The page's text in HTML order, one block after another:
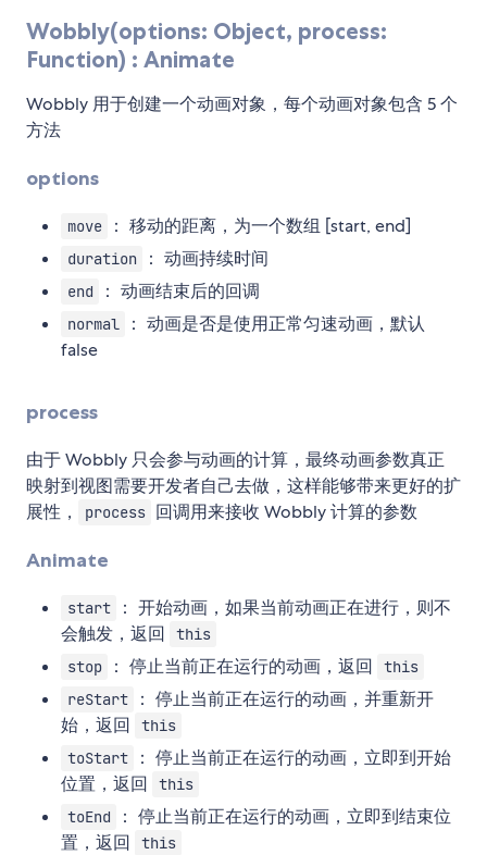
Wobbly(options: Object, process:
Function) : Animate
Wobbly 用于创建一个动画对象，每个动画对象包含 5 个
方法
options
move ： 移动的距离，为一个数组 [start, end]
duration ： 动画持续时间
end ： 动画结束后的回调
normal
： 动画是否是使用正常匀速动画，默认
false
process
由于 Wobbly 只会参与动画的计算，最终动画参数真正
映射到视图需要开发者自己去做，这样能够带来更好的扩
展性，
process 回调用来接收 Wobbly 计算的参数
Animate
start
： 开始动画，如果当前动画正在进行，则不
会触发，返回
this
stop
： 停止当前正在运行的动画，返回
this
reStart
： 停止当前正在运行的动画，并重新开
始，返回
this
toStart
： 停止当前正在运行的动画，立即到开始
位置，返回
this
toEnd
： 停止当前正在运行的动画，立即到结束位
置，返回
this